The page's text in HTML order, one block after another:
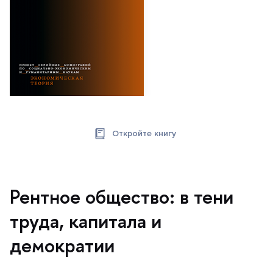
Откройте книгу
Рентное общество: в тени
труда, капитала и
демократии